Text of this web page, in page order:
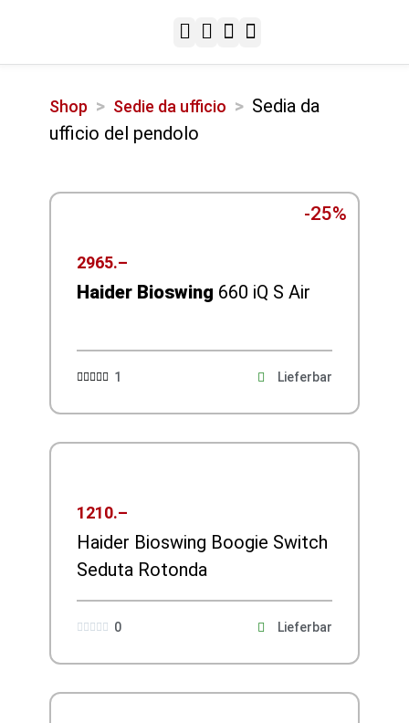
Shop > Sedie da ufficio > Sedia da
ufficio del pendolo
-25%
2965.–
Haider Bioswing 660 iQ S Air
1
 Lieferbar
1210.–
Haider Bioswing Boogie Switch
Seduta Rotonda
0
     Lieferbar